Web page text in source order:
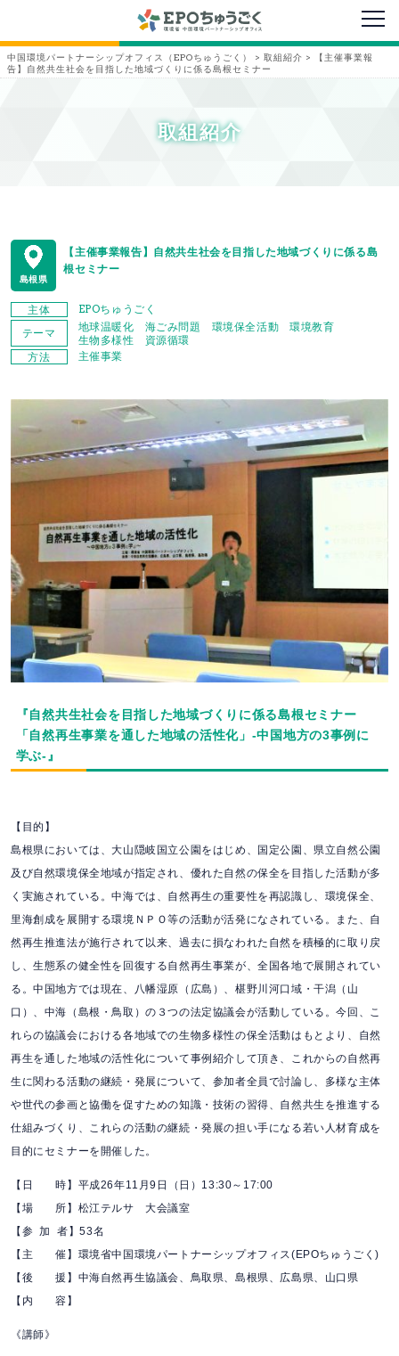
メニ
中国環境パートナーシップオフィス（EPOちゅうごく） > 取組紹介 >
【主催事業報
告】自然共生社会を目指した地域づくりに係る島根セミナー
取組紹介
島根県
【主催事業報告】自然共生社会を目指した地域づくりに係る島
根セミナー
主体
EPOちゅうごく
テーマ
地球温暖化 海ごみ問題 環境保全活動
環境教育
生物多様性
資源循環
方法
主催事業
『自然共生社会を目指した地域づくりに係る島根セミナー
「自然再生事業を通した地域の活性化」-中国地方の3事例に
学ぶ-』
【目的】
島根県においては、大山隠岐国立公園をはじめ、国定公園、県立自然公園
及び自然環境保全地域が指定され、優れた自然の保全を目指した活動が多
く実施されている。中海では、自然再生の重要性を再認識し、環境保全、
里海創成を展開する環境ＮＰＯ等の活動が活発になされている。また、自
然再生推進法が施行されて以来、過去に損なわれた自然を積極的に取り戻
し、生態系の健全性を回復する自然再生事業が、全国各地で展開されてい
る。中国地方では現在、八幡湿原（広島）、椹野川河口域・干潟（山
口）、中海（島根・鳥取）の３つの法定協議会が活動している。今回、こ
れらの協議会における各地域での生物多様性の保全活動はもとより、自然
再生を通した地域の活性化について事例紹介して頂き、これからの自然再
生に関わる活動の継続・発展について、参加者全員で討論し、多様な主体
や世代の参画と協働を促すための知識・技術の習得、自然共生を推進する
仕組みづくり、これらの活動の継続・発展の担い手になる若い人材育成を
目的にセミナーを開催した。
【日 時】 平成26年11月9日（日）13:30～17:00
【場 所】 松江テルサ 大会議室
【参 加 者】53名
【主 催】 環境省中国環境パートナーシップオフィス(EPOちゅうごく)
【後 援】 中海自然再生協議会、鳥取県、島根県、広島県、山口県
【内 容】
《講師》